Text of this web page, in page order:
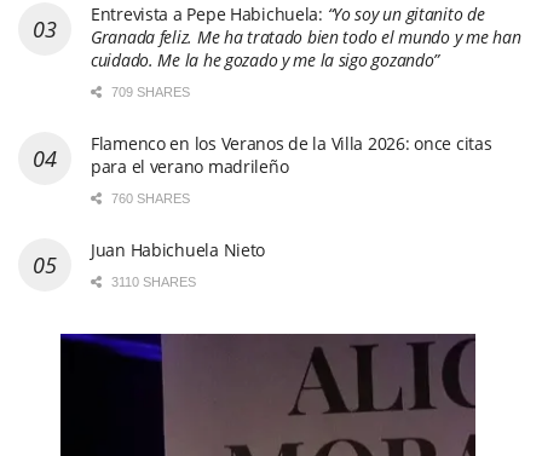
Entrevista a Pepe Habichuela: “Yo soy un gitanito de
Granada feliz. Me ha tratado bien todo el mundo y me han
cuidado. Me la he gozado y me la sigo gozando”
709 SHARES
Flamenco en los Veranos de la Villa 2026: once citas
para el verano madrileño
760 SHARES
Juan Habichuela Nieto
3110 SHARES